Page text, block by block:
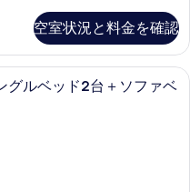
空室状況と料金を確認
ーフティボックス (室内)、遮光カ
グルベッド2台＋ソファベ